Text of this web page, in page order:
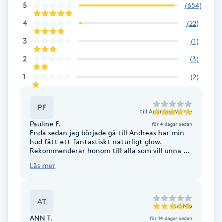
Gua Sha-massage
Hatha Yoga
Headspa
Herrklippning
Hollywood Peel
5 (654)
4 (22)
3 (1)
2 (3)
1 (2)
PF till Andreas Wärme
Pauline F. för 4 dagar sedan
Enda sedan jag började gå till Andreas har min
hud fått ett fantastiskt naturligt glow.
Rekommenderar honom till alla som vill unna sig
Läs mer
AT till Mia
ANN T. för 14 dagar sedan